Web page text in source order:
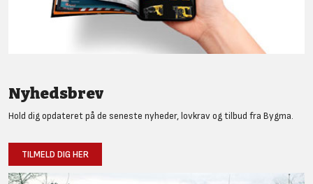
Nyhedsbrev
Hold dig opdateret på de seneste nyheder, lovkrav og tilbud fra Bygma.
TILMELD DIG HER